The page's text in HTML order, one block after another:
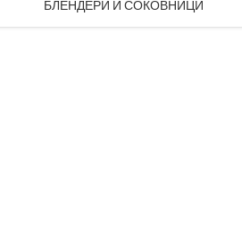
БЛЕНДЕРИ И СОКОВНИЦИ